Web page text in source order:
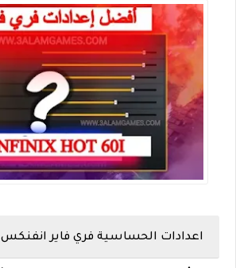
اعدادات الحساسية فري فاير انفنكس Infinix HOT 60i